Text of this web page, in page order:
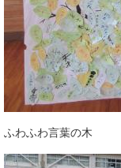
ふわふわ言葉の木